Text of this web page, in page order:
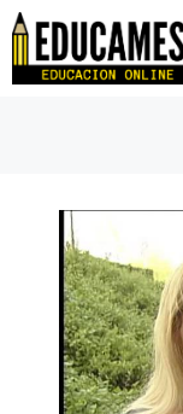
Saltar
contenido